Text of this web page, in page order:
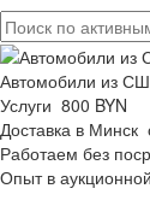
Автомобили из
Услуги 800 BYN
Доставка в Минск
Работаем без
Опыт в